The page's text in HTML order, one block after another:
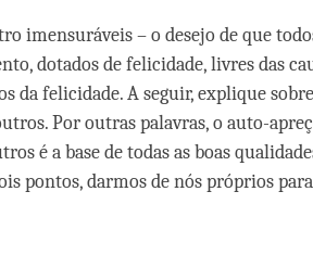
imensuráveis – o desejo de que
dotados de felicidade, livres das
da felicidade. A seguir, explique
Por outras palavras, o auto-
é a base de todas as boas
pontos, darmos de nós próprios